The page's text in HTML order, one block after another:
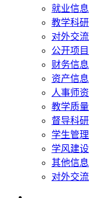
就业信息
教学科研
对外交流
公开项目
财务信息
资产信息
人事师资
教学质量
督导科研
学生管理
学风建设
其他信息
对外交流